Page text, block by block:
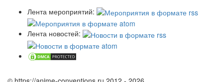
Лента мероприятий:
Лента новостей: